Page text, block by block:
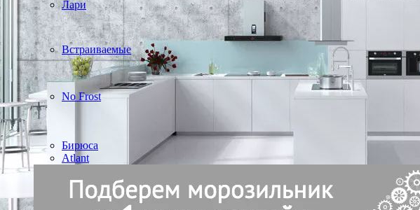
Лари
Встраиваемые
No Frost
Бирюса
Atlant